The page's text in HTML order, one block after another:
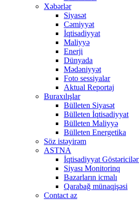
Xəbərlər
Siyasət
Cəmiyyət
İqtisadiyyat
Maliyyə
Enerji
Dünyada
Mədəniyyət
Foto sessiyalar
Aktual Reportaj
Buraxılışlar
Bülleten Siyasət
Bülleten İqtisadiyyat
Bülleten Maliyyə
Bülleten Energetika
Söz istəyirəm
ASTNA
İqtisadiyyat
Siyası Monitorinq
Bazarların icmalı
Qarabağ münaqişəsi
Contact az